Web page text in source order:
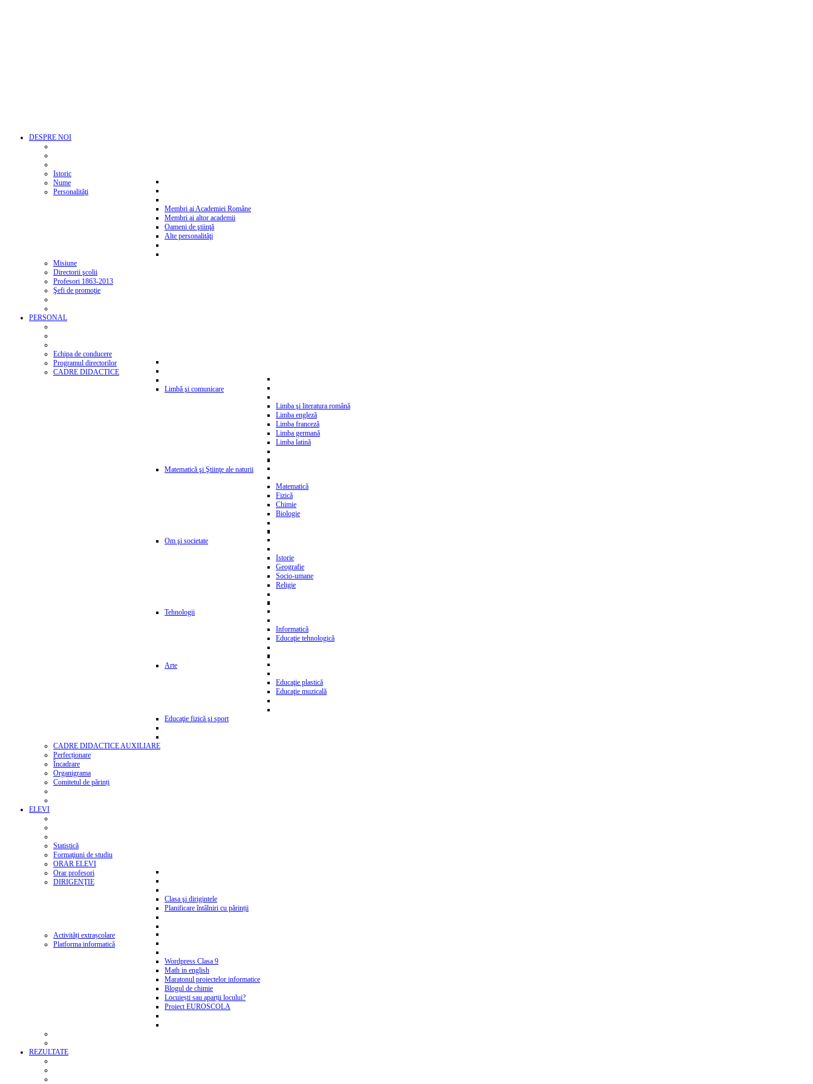
DESPRE NOI
Istoric
Nume
Personalităţi
Membri ai Academiei Române
Membri ai altor academii
Oameni de ştiinţă
Alte personalităţi
Misiune
Directorii şcolii
Profesori 1863-2013
Şefi de promoţie
PERSONAL
Echipa de conducere
Programul directorilor
CADRE DIDACTICE
Limbă şi comunicare
Limba şi literatura română
Limba engleză
Limba franceză
Limba germană
Limba latină
Matematică şi Ştiinţe ale naturii
Matematică
Fizică
Chimie
Biologie
Om şi societate
Istorie
Geografie
Socio-umane
Religie
Tehnologii
Informatică
Educaţie tehnologică
Arte
Educaţie plastică
Educaţie muzicală
Educaţie fizică şi sport
CADRE DIDACTICE AUXILIARE
Perfecționare
Încadrare
Organigrama
Comitetul de părinți
ELEVI
Statistică
Formaţiuni de studiu
ORAR ELEVI
Orar profesori
DIRIGENŢIE
Clasa şi dirigintele
Planificare întâlniri cu părinții
Activități extrașcolare
Platforma informatică
Wordpress Clasa 9
Math in english
Maratonul proiectelor informatice
Blogul de chimie
Locuiești sau aparții locului?
Proiect EUROSCOLA
REZULTATE